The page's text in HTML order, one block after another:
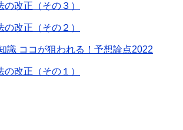
改正（その３）
改正（その２）
識 ココが狙われる！予想論点2022
改正（その１）